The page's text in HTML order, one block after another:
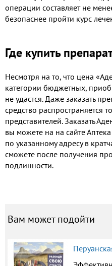
операции составляет не
безопаснее пройти курс
Где купить
Несмотря на то, что цена
категории бюджетных,
не удастся. Даже заказать
средство распространяется
представителей. Заказать
вы можете на на сайте
по указанному адресу в
сможете после получения
подлинности.
Вам может подойти